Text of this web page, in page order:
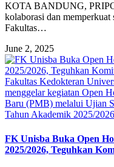
KOTA BANDUNG,
kolaborasi dan
Fakultas…
June 2, 2025
Fakultas Kedokteran
menggelar kegiatan Open
Baru (PMB) melalui Ujian
Tahun Akademik 2025/
FK Unisba Buka Open
2025/2026, Teguhkan